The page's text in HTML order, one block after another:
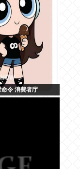
令 消費者庁